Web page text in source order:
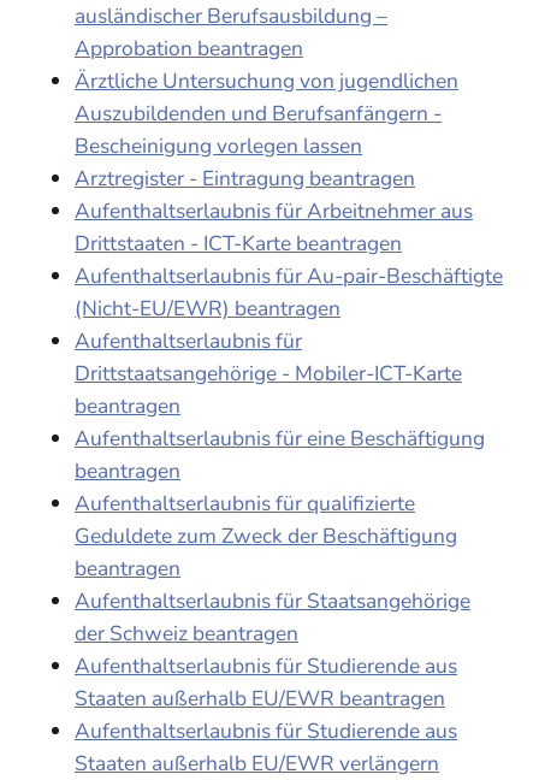
ausländischer Berufsausbildung –
Approbation beantragen
Ärztliche Untersuchung von jugendlichen
Auszubildenden und Berufsanfängern -
Bescheinigung vorlegen lassen
Arztregister - Eintragung beantragen
Aufenthaltserlaubnis für Arbeitnehmer aus
Drittstaaten - ICT-Karte beantragen
Aufenthaltserlaubnis für Au-pair-Beschäftigte
(Nicht-EU/EWR) beantragen
Aufenthaltserlaubnis für
Drittstaatsangehörige - Mobiler-ICT-Karte
beantragen
Aufenthaltserlaubnis für eine Beschäftigung
beantragen
Aufenthaltserlaubnis für qualifizierte
Geduldete zum Zweck der Beschäftigung
beantragen
Aufenthaltserlaubnis für Staatsangehörige
der Schweiz beantragen
Aufenthaltserlaubnis für Studierende aus
Staaten außerhalb EU/EWR beantragen
Aufenthaltserlaubnis für Studierende aus
Staaten außerhalb EU/EWR verlängern